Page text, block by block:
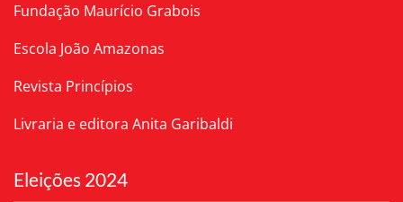
Fundação Maurício Grabois
Escola João Amazonas
Revista Princípios
Livraria e editora Anita Garibaldi
Eleições 2024